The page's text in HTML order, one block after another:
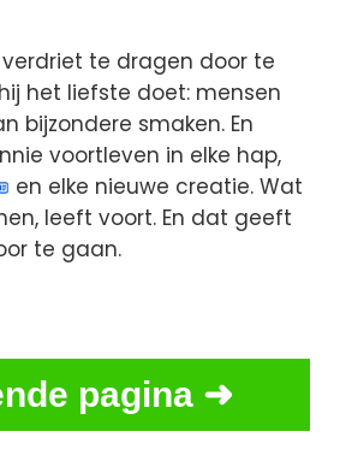
te dragen door te
het liefste doet: mensen
bijzondere smaken. En
voortleven in elke hap,
en elke nieuwe creatie. Wat
leeft voort. En dat geeft
te gaan.
pagina ➜